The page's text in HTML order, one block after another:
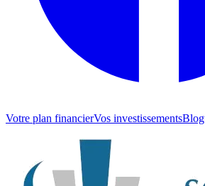
Votre plan financierVos investissements